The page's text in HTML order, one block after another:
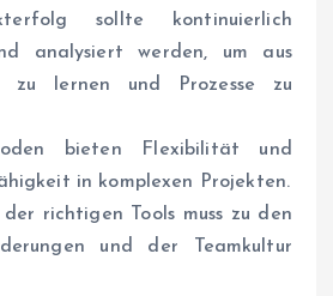
sollte kontinuierlich
analysiert werden, um aus
zu lernen und Prozesse zu
bieten Flexibilität und
in komplexen Projekten.
der richtigen Tools muss zu den
und der Teamkultur